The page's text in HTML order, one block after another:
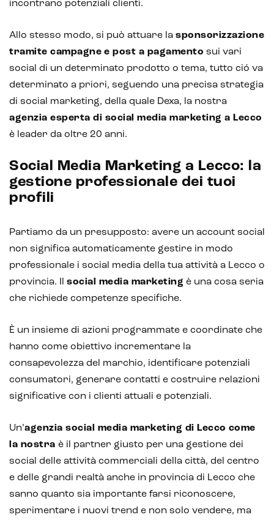
Realtà Virtuale
Metaverso
incontrano potenziali clienti.
Allo stesso modo, si può attuare la sponsorizzazione
tramite campagne e post a pagamento sui vari
social di un determinato prodotto o tema, tutto ció va
determinato a priori, seguendo una precisa strategia
di social marketing, della quale Dexa, la nostra
agenzia esperta di social media marketing a Lecco
è leader da oltre 20 anni.
Social Media Marketing a Lecco: la
gestione professionale dei tuoi
profili
Partiamo da un presupposto: avere un account social
non significa automaticamente gestire in modo
professionale i social media della tua attività a Lecco o
provincia. Il social media marketing è una cosa seria
che richiede competenze specifiche.
È un insieme di azioni programmate e coordinate che
hanno come obiettivo incrementare la
consapevolezza del marchio, identificare potenziali
consumatori, generare contatti e costruire relazioni
significative con i clienti attuali e potenziali.
Un’agenzia social media marketing di Lecco come
la nostra è il partner giusto per una gestione dei
social delle attività commerciali della città, del centro
e delle grandi realtà anche in provincia di Lecco che
sanno quanto sia importante farsi riconoscere,
sperimentare i nuovi trend e non solo vendere, ma